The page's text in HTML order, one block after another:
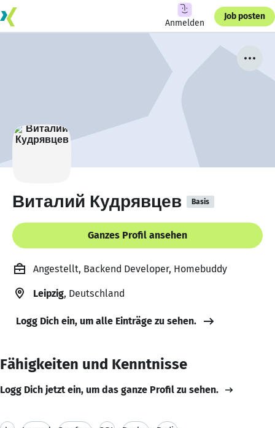
Anmelden
Job posten
Виталий Кудрявцев Basis
Ganzes Profil ansehen
Angestellt, Backend Developer, Homebuddy
Leipzig, Deutschland
Logg Dich ein, um alle Einträge zu sehen.
Fähigkeiten und Kenntnisse
Logg Dich jetzt ein, um das ganze Profil zu sehen.